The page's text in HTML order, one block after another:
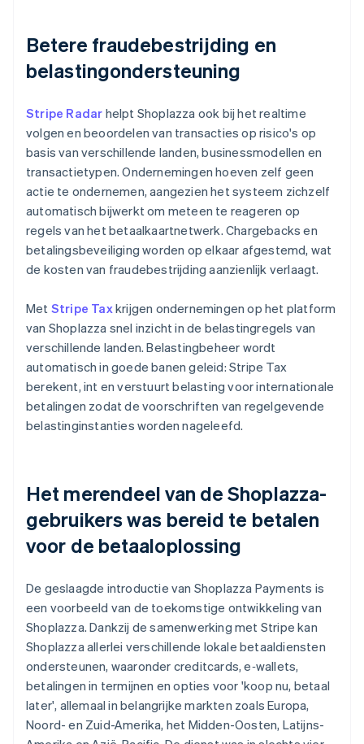
Betere fraudebestrijding en
belastingondersteuning
Stripe Radar helpt Shoplazza ook bij het realtime
volgen en beoordelen van transacties op risico's op
basis van verschillende landen, businessmodellen en
transactietypen. Ondernemingen hoeven zelf geen
actie te ondernemen, aangezien het systeem zichzelf
automatisch bijwerkt om meteen te reageren op
regels van het betaalkaartnetwerk. Chargebacks en
betalingsbeveiliging worden op elkaar afgestemd, wat
de kosten van fraudebestrijding aanzienlijk verlaagt.
Met Stripe Taxkrijgen ondernemingen op het platform
van Shoplazza snel inzicht in de belastingregels van
verschillende landen. Belastingbeheer wordt
automatisch in goede banen geleid: Stripe Tax
berekent, int en verstuurt belasting voor internationale
betalingen zodat de voorschriften van regelgevende
belastinginstanties worden nageleefd.
Het merendeel van de Shoplazza-
gebruikers was bereid te betalen
voor de betaaloplossing
De geslaagde introductie van Shoplazza Payments is
een voorbeeld van de toekomstige ontwikkeling van
Shoplazza. Dankzij de samenwerking met Stripe kan
Shoplazza allerlei verschillende lokale betaaldiensten
ondersteunen, waaronder creditcards, e‑wallets,
betalingen in termijnen en opties voor 'koop nu, betaal
later', allemaal in belangrijke markten zoals Europa,
Noord- en Zuid-Amerika, het Midden-Oosten, Latijns-